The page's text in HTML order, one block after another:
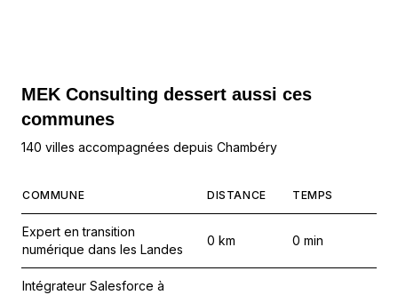
MEK Consulting dessert aussi ces
communes
140 villes accompagnées depuis Chambéry
COMMUNE DISTANCE TEMPS
Expert en transition
numérique dans les Landes
0 km 0 min
Intégrateur Salesforce à